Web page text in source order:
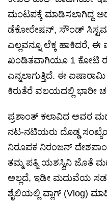
ಮಂಟಪಕ್ಕೆ ಮಾಡಿಸಲಾಗಿದ್ದ
ಡೆಕೋರೇಷನ್, ಸೌಂಡ್ ಸಿಸ್ಟಮ್
ಎಲ್ಲವನ್ನೂ ಲೆಕ್ಕ ಹಾಕಿದರೆ,
ಖಂಡಿತವಾಗಿಯೂ 1 ಕೋಟಿ
ಎನ್ನಲಾಗುತ್ತಿದೆ. ಈ
ಕಿರುತೆರೆ ವಲಯದಲ್ಲಿ ಭಾರೀ
ಪ್ರಶಾಂತ್ ಕಲಾವಿದ ಅವರ
ನಟ-ನಟಿಯರು ದೊಡ್ಡ
ನಿರೂಪಕ ನಿರಂಜನ್
ತಮ್ಮ ಪತ್ನಿ ಯಶಸ್ವಿನಿ ಜೊತೆ
ಅಲ್ಲದೆ, ಇಡೀ ಮದುವೆಯ
ಶೈಲಿಯಲ್ಲಿ ವ್ಲಾಗ್ (Vlog)